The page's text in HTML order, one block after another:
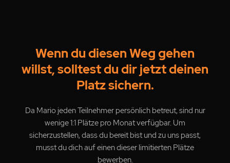
Wenn du diesen Weg gehen
willst, solltest du dir jetzt deinen
Platz sichern.
Da Mario jeden Teilnehmer persönlich betreut, sind nur
wenige 1:1 Plätze pro Monat verfügbar. Um
sicherzustellen, dass du bereit bist und zu uns passt,
musst du dich auf einen dieser limitierten Plätze
bewerben.